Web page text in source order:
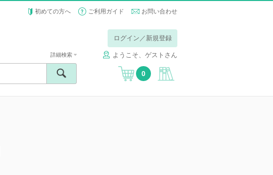
初めての方へ ご利用ガイド お問い合わせ
ログイン／新規登録
ようこそ、ゲストさん
詳細検索
0